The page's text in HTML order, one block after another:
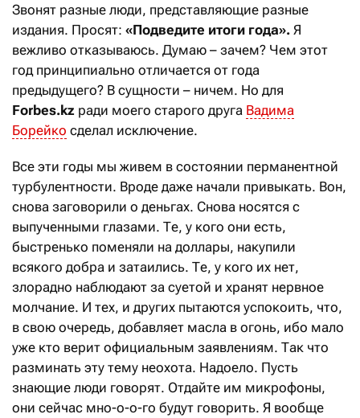
Звонят разные люди, представляющие разные
издания. Просят: «Подведите итоги года». Я
вежливо отказываюсь. Думаю – зачем? Чем этот
год принципиально отличается от года
предыдущего? В сущности – ничем. Но для
Forbes.kz ради моего старого друга Вадима
Борейко сделал исключение.
Все эти годы мы живем в состоянии перманентной
турбулентности. Вроде даже начали привыкать. Вон,
снова заговорили о деньгах. Снова носятся с
выпученными глазами. Те, у кого они есть,
быстренько поменяли на доллары, накупили
всякого добра и затаились. Те, у кого их нет,
злорадно наблюдают за суетой и хранят нервное
молчание. И тех, и других пытаются успокоить, что,
в свою очередь, добавляет масла в огонь, ибо мало
уже кто верит официальным заявлениям. Так что
разминать эту тему неохота. Надоело. Пусть
знающие люди говорят. Отдайте им микрофоны,
они сейчас мно-о-о-го будут говорить. Я вообще